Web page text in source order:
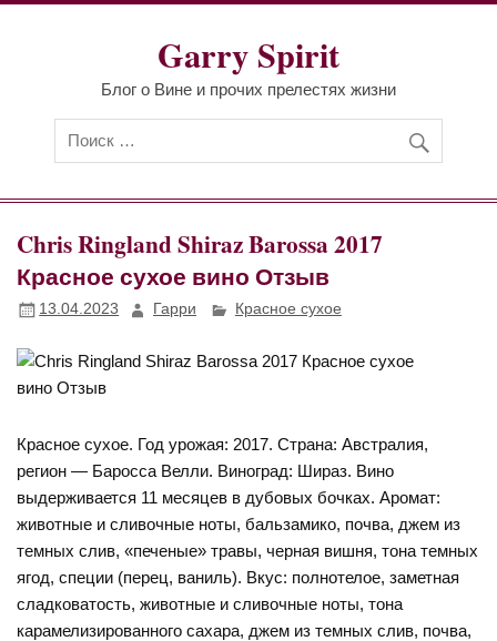
Перейти
Garry Spirit
Блог о Вине и прочих прелестях жизни
Chris Ringland Shiraz Barossa 2017
Красное сухое вино Отзыв
13.04.2023 Гарри Красное сухое
Красное сухое. Год урожая: 2017. Страна: Австралия,
регион — Баросса Велли. Виноград: Шираз. Вино
выдерживается 11 месяцев в дубовых бочках. Аромат:
животные и сливочные ноты, бальзамико, почва, джем из
темных слив, «печеные» травы, черная вишня, тона темных
ягод, специи (перец, ваниль). Вкус: полнотелое, заметная
сладковатость, животные и сливочные ноты, тона
карамелизированного сахара, джем из темных слив, почва,